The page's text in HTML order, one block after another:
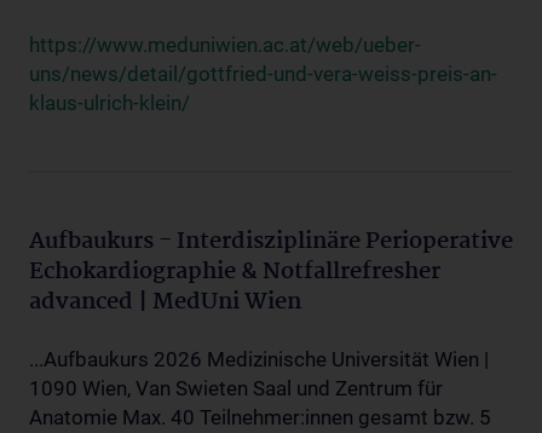
https://www.meduniwien.ac.at/web/ueber-
uns/news/detail/gottfried-und-vera-weiss-preis-an-
klaus-ulrich-klein/
Aufbaukurs - Interdisziplinäre Perioperative
Echokardiographie & Notfallrefresher
advanced | MedUni Wien
...Aufbaukurs 2026 Medizinische Universität Wien |
1090 Wien, Van Swieten Saal und Zentrum für
Anatomie Max. 40 Teilnehmer:innen gesamt bzw. 5